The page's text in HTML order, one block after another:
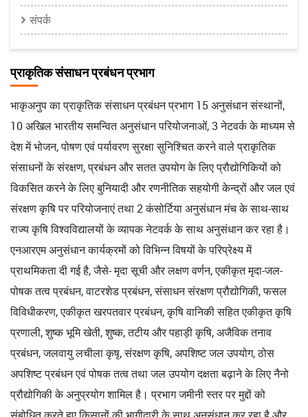
संपर्क
प्राकृतिक संसाधन प्रबंधन प्रभाग
भाकृअनुप का प्राकृतिक संसाधन प्रबंधन प्रभाग 15 अनुसंधान संस्थानों,
10 अखिल भारतीय समन्वित अनुसंधान परियोजनाओं, 3 नेटवर्क के माध्यम से
देश में भोजन, पोषण एवं पर्यावरण सुरक्षा सुनिश्चित करने वाले प्राकृतिक
संसाधनों के संरक्षण, प्रबंधन और सतत उपयोग के लिए प्रौद्योगिकियों को
विकसित करने के लिए बुनियादी और रणनीतिक सहयोगी केन्द्रों और जल एवं
संरक्षण कृषि पर परियोजनाएं तथा 2 कंसोर्टिया अनुसंधान मंच के साथ-साथ
राज्य कृषि विश्वविद्यालयों के व्यापक नेटवर्क के साथ अनुसंधान कर रहा है।
एनआरएम अनुसंधान कार्यक्रमों को विभिन्न विषयों के परिप्रेक्ष्य में
प्राथमिकता दी गई है, जैसे- मृदा सूची और लक्षण वर्णन, एकीकृत मृदा-जल-
पोषक तत्व प्रबंधन, वाटरशेड प्रबंधन, संसाधन संरक्षण प्रौद्योगिकी, फसल
विविधीकरण, एकीकृत खरपतवार प्रबंधन, कृषि वानिकी सहित एकीकृत कृषि
प्रणाली, शुष्क भूमि खेती, शुष्क, तटीय और पहाड़ी कृषि, अजैविक तनाव
प्रबंधन, जलवायु लचीला कृषृ, संरक्षण कृषि, अपशिष्ट जल उपयोग, ठोस
अपशिष्ट प्रबंधन एवं पोषक तत्व तथा जल उपयोग दक्षता बढ़ाने के लिए नैनो
प्रौद्योगिकी के अनुप्रयोग शामिल है। प्रभाग जमीनी स्तर पर मुद्दों को